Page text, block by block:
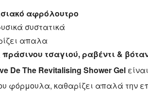
αφρόλουτρο
συστατικά
απαλα
πράσινου τσαγιού, ραβέντι &
De The Revitalising Shower Gel
φόρμουλα, καθαρίζει απαλά την